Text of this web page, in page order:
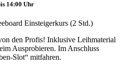
14:00 Uhr
Einsteigerkurs (2 Std.)
den Profis! Inklusive Leihmaterial
Ausprobieren. Im Anschluss
Slot“ mitfahren.